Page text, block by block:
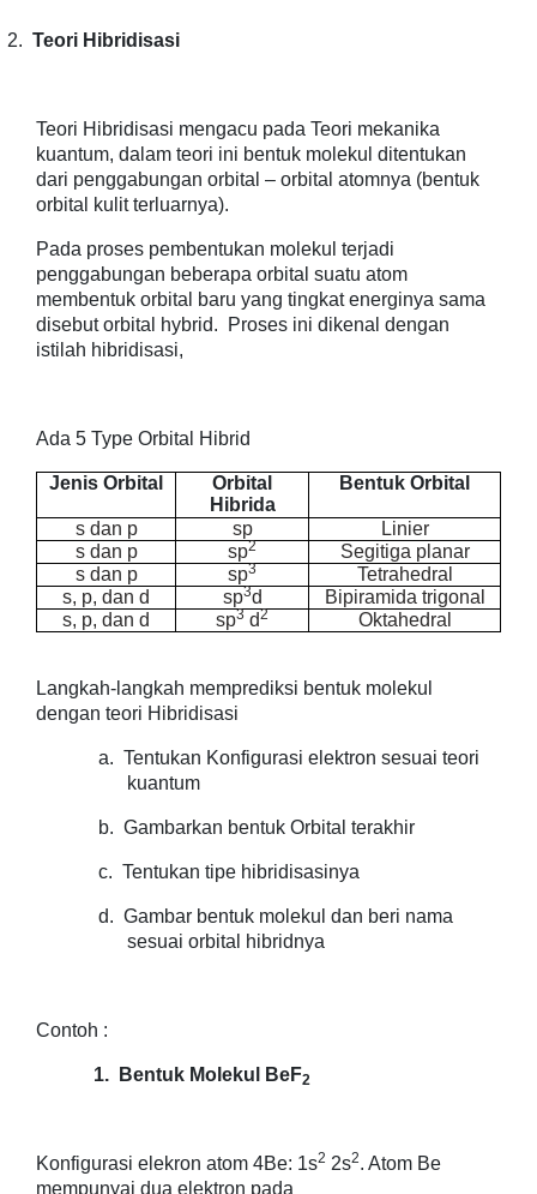
2. Teori Hibridisasi
Teori Hibridisasi mengacu pada Teori mekanika
kuantum, dalam teori ini bentuk molekul ditentukan
dari penggabungan orbital – orbital atomnya (bentuk
orbital kulit terluarnya).
Pada proses pembentukan molekul terjadi
penggabungan beberapa orbital suatu atom
membentuk orbital baru yang tingkat energinya sama
disebut orbital hybrid. Proses ini dikenal dengan
istilah hibridisasi,
Ada 5 Type Orbital Hibrid
Jenis Orbital
Orbital
Hibrida
Bentuk Orbital
s dan p sp
Linier
s dan p
sp2
Segitiga planar
s dan p
sp3
Tetrahedral
s, p, dan d
sp3d
Bipiramida trigonal
s, p, dan d
sp3 d2 Oktahedral
Langkah-langkah memprediksi bentuk molekul
dengan teori Hibridisasi
a. Tentukan Konfigurasi elektron sesuai teori
kuantum
b. Gambarkan bentuk Orbital terakhir
c. Tentukan tipe hibridisasinya
d. Gambar bentuk molekul dan beri nama
sesuai orbital hibridnya
Contoh :
1. Bentuk Molekul BeF2
Konfigurasi elekron atom 4Be: 1s2 2s2. Atom Be
mempunyai dua elektron pada